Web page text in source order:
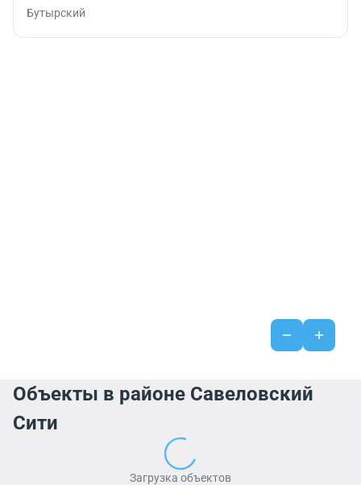
Бутырский
Объекты в районе Савеловский
Сити
Загрузка объектов